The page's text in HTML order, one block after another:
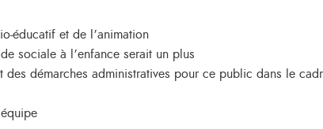
éducatif et de l’animation
sociale à l’enfance serait un plus
des démarches administratives pour ce public dans le